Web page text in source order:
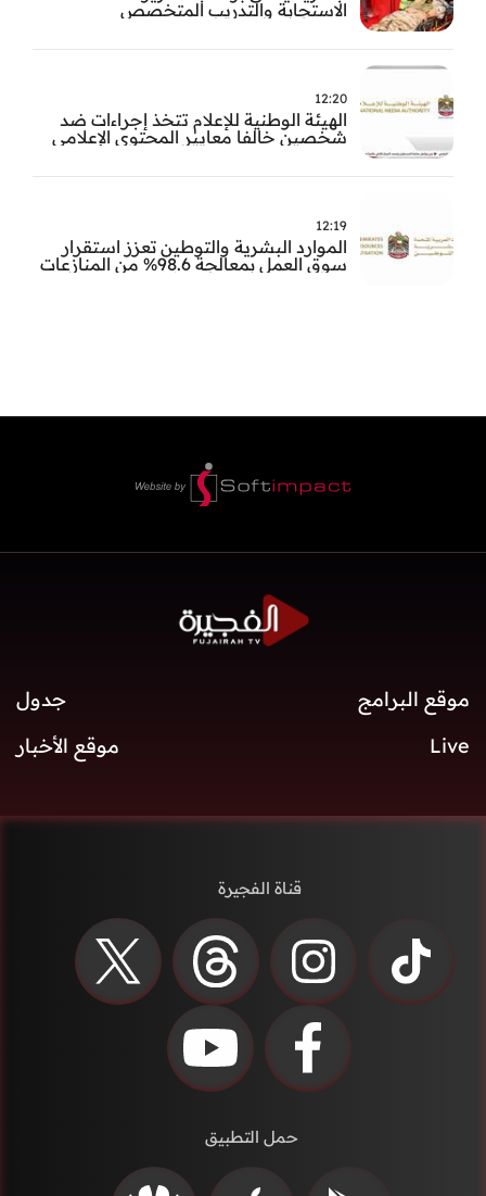
الاستجابة والتدريب المتخصص
12:20
الهيئة الوطنية للإعلام تتخذ إجراءات ضد
شخصين خالفا معايير المحتوى الإعلامي
12:19
الموارد البشرية والتوطين تعزز استقرار
سوق العمل بمعالجة 98.6% من المنازعات
موقع البرامج
جدول
Live
موقع الأخبار
قناة الفجيرة
حمل التطبيق